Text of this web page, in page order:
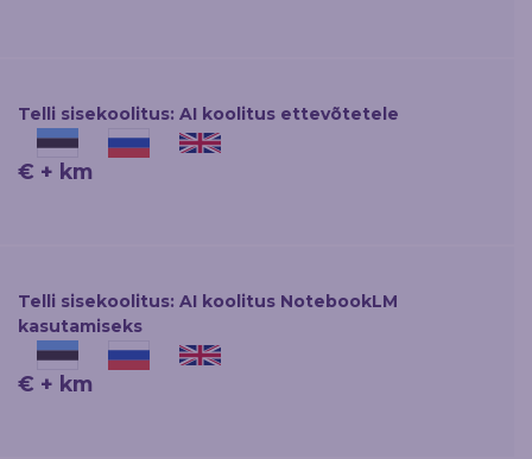
Telli sisekoolitus: AI koolitus ettevõtetele
€ + km
Telli sisekoolitus: AI koolitus NotebookLM
kasutamiseks
€ + km